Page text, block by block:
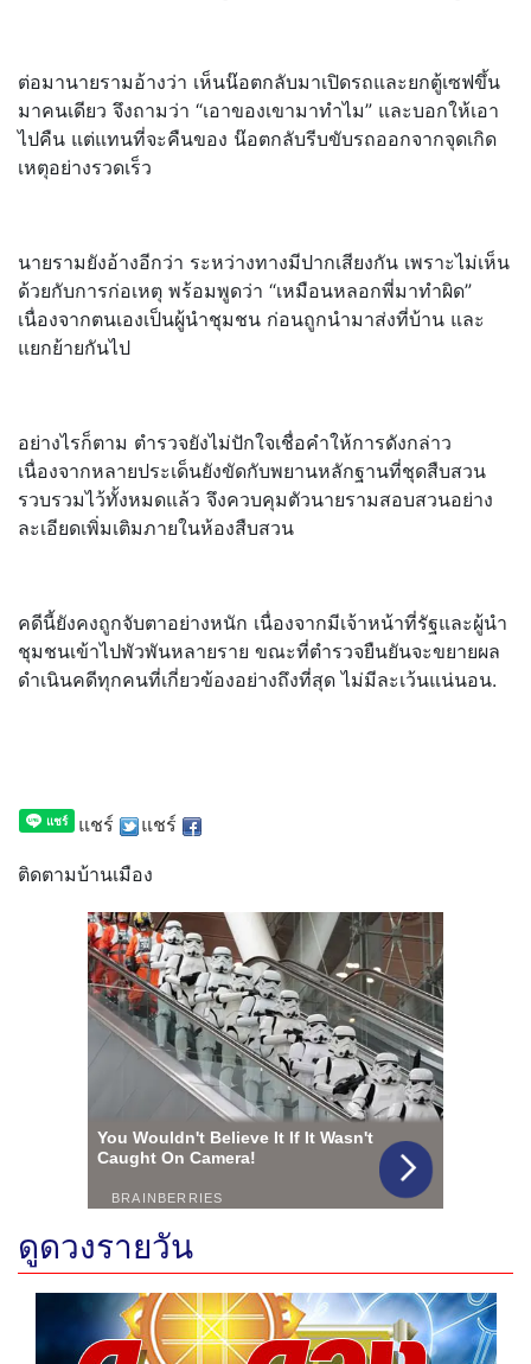
ต่อมานายรามอ้างว่า เห็นน๊อตกลับมาเปิดรถและยกตู้เซฟขึ้น
มาคนเดียว จึงถามว่า “เอาของเขามาทำไม” และบอกให้เอา
ไปคืน แต่แทนที่จะคืนของ น๊อตกลับรีบขับรถออกจากจุดเกิด
เหตุอย่างรวดเร็ว
นายรามยังอ้างอีกว่า ระหว่างทางมีปากเสียงกัน เพราะไม่เห็น
ด้วยกับการก่อเหตุ พร้อมพูดว่า “เหมือนหลอกพี่มาทำผิด”
เนื่องจากตนเองเป็นผู้นำชุมชน ก่อนถูกนำมาส่งที่บ้าน และ
แยกย้ายกันไป
อย่างไรก็ตาม ตำรวจยังไม่ปักใจเชื่อคำให้การดังกล่าว
เนื่องจากหลายประเด็นยังขัดกับพยานหลักฐานที่ชุดสืบสวน
รวบรวมไว้ทั้งหมดแล้ว จึงควบคุมตัวนายรามสอบสวนอย่าง
ละเอียดเพิ่มเติมภายในห้องสืบสวน
คดีนี้ยังคงถูกจับตาอย่างหนัก เนื่องจากมีเจ้าหน้าที่รัฐและผู้นำ
ชุมชนเข้าไปพัวพันหลายราย ขณะที่ตำรวจยืนยันจะขยายผล
ดำเนินคดีทุกคนที่เกี่ยวข้องอย่างถึงที่สุด ไม่มีละเว้นแน่นอน.
แชร์ แชร์
ติดตามบ้านเมือง
ดูดวงรายวัน